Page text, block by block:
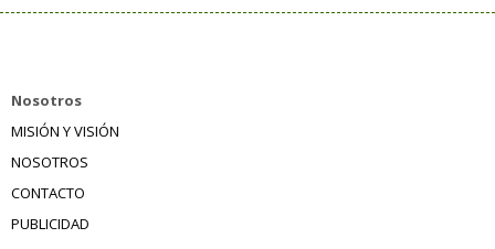
Nosotros
MISIÓN Y VISIÓN
NOSOTROS
CONTACTO
PUBLICIDAD